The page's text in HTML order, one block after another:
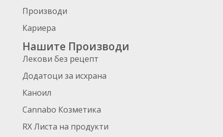
Производи
Кариера
Нашите Производи
Лекови без рецепт
Додатоци за исхрана
Каноил
Cannabo Козметика
RX Листа на продукти